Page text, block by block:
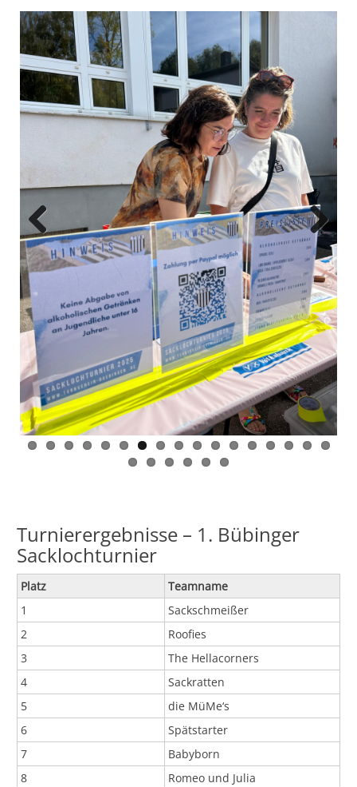
Previous Next
Turnierergebnisse – 1. Bübinger
Sacklochturnier
Platz
Teamname
1
Sackschmeißer
2
Roofies
3
The Hellacorners
4
Sackratten
5
die MüMe‘s
6
Spätstarter
7
Babyborn
8
Romeo und Julia